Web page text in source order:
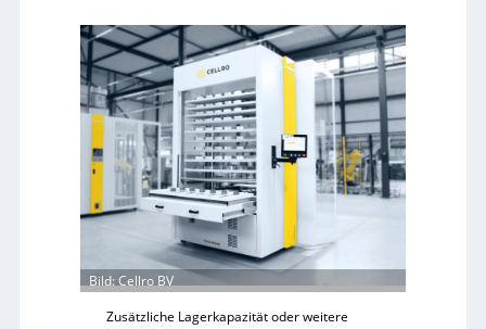
c
h
n
i
s
c
h
e
r
Ü
b
Bild: Cellro BV
Zusätzliche Lagerkapazität oder weitere